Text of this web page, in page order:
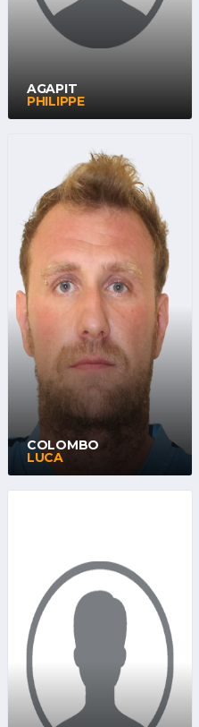
AGAPIT
PHILIPPE
COLOMBO
LUCA